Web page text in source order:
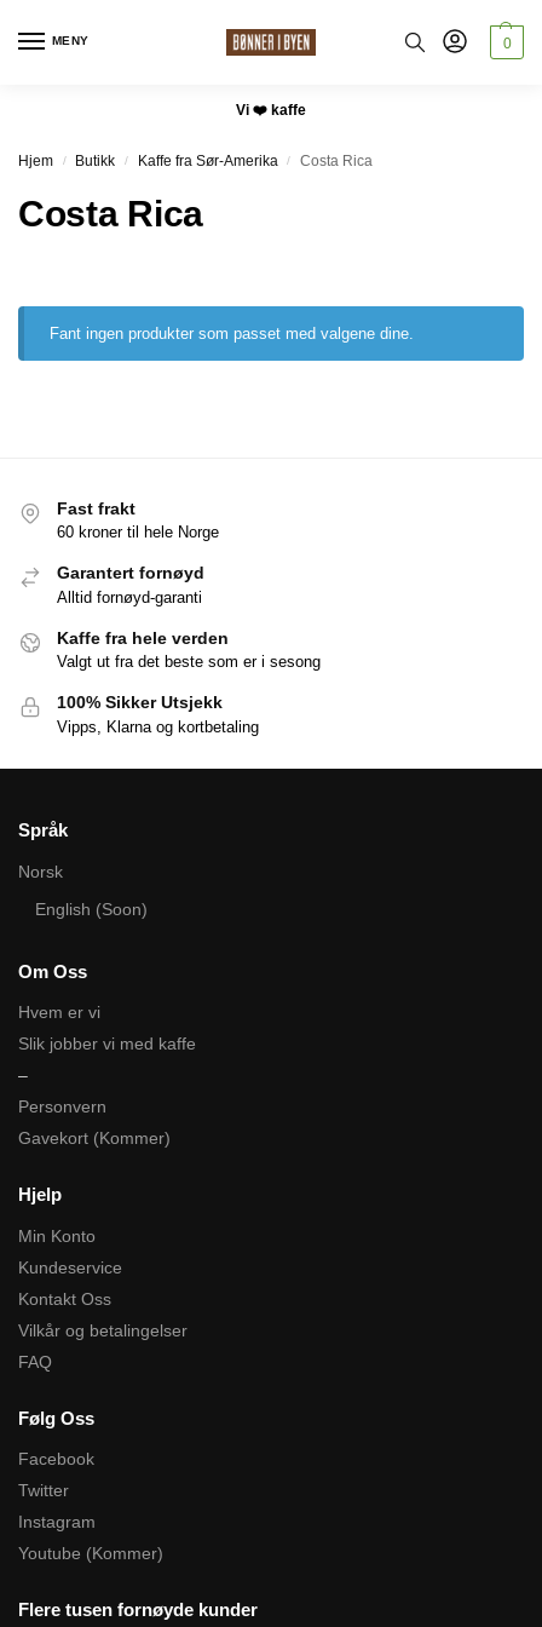
MENY 0
Vi ❤️ kaffe
Hjem / Butikk / Kaffe fra Sør-Amerika / Costa Rica
Costa Rica
Fant ingen produkter som passet med valgene dine.
Fast frakt
60 kroner til hele Norge
Garantert fornøyd
Alltid fornøyd-garanti
Kaffe fra hele verden
Valgt ut fra det beste som er i sesong
100% Sikker Utsjekk
Vipps, Klarna og kortbetaling
Språk
Norsk
English (Soon)
Om Oss
Hvem er vi
Slik jobber vi med kaffe
–
Personvern
Gavekort (Kommer)
Hjelp
Min Konto
Kundeservice
Kontakt Oss
Vilkår og betalingelser
FAQ
Følg Oss
Facebook
Twitter
Instagram
Youtube (Kommer)
Flere tusen fornøyde kunder